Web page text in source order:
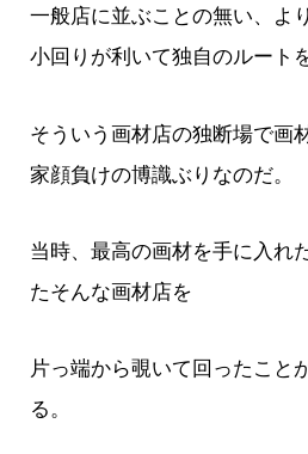
一般店に並ぶことの無い、よ
小回りが利いて独自のルート
そういう画材店の独断場で画
家顔負けの博識ぶりなのだ。
当時、最高の画材を手に入れ
たそんな画材店を
片っ端から覗いて回ったこと
る。